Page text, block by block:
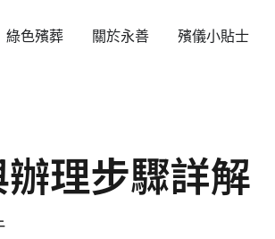
綠色殯葬 關於永善 殯儀小貼士
理步驟詳解